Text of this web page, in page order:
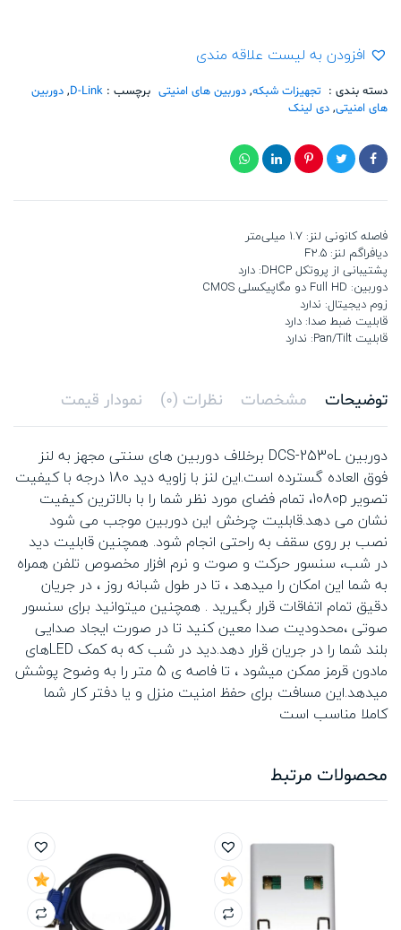
افزودن به لیست علاقه مندی
دسته بندی : تجهیزات شبکه, دوربین های امنیتی برچسب : D-Link
, دوربین
های امنیتی, دی لینک
فاصله کانونی لنز: 1.7 میلی‌متر
دیافراگم لنز: F2.5
پشتیبانی از پروتکل DHCP: دارد
دوربین: Full HD دو مگاپیکسلی CMOS
زوم دیجیتال: ندارد
قابلیت ضبط صدا: دارد
قابلیت Pan/Tilt: ندارد
توضیحات مشخصات نظرات (0) نمودار قیمت
دوربین DCS-2530L برخلاف دوربین های سنتی مجهز به لنز
فوق العاده گسترده است.این لنز با زاویه دید 180 درجه با کیفیت
تصویر 1080p، تمام فضای مورد نظر شما را با بالاترین کیفیت
نشان می دهد.قابلیت چرخش این دوربین موجب می شود
نصب بر روی سقف به راحتی انجام شود. همچنین قابلیت دید
در شب، سنسور حرکت و صوت و نرم افزار مخصوص تلفن همراه
به شما این امکان را میدهد ، تا در طول شبانه روز ، در جریان
دقیق تمام اتفاقات قرار بگیرید . همچنین میتوانید برای سنسور
صوتی ،محدودیت صدا معین کنید تا در صورت ایجاد صدایی
بلند شما را در جریان قرار دهد.دید در شب که به کمک LEDهای
مادون قرمز ممکن میشود ، تا فاصه ی 5 متر را به وضوح پوشش
میدهد.این مسافت برای حفظ امنیت منزل و یا دفتر کار شما
کاملا مناسب است
محصولات مرتبط